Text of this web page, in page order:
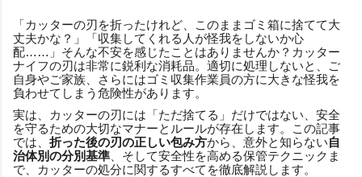
「カッターの刃を折ったけれど、このままゴミ箱に捨てて大
丈夫かな？」「収集してくれる人が怪我をしないか心
配……」そんな不安を感じたことはありませんか？カッター
ナイフの刃は非常に鋭利な消耗品。適切に処理しないと、ご
自身やご家族、さらにはゴミ収集作業員の方に大きな怪我を
負わせてしまう危険性があります。
実は、カッターの刃には「ただ捨てる」だけではない、安全
を守るための大切なマナーとルールが存在します。この記事
では、 折った後の刃の正しい包み方から、意外と知らない自
治体別の分別基準 、そして安全性を高める保管テクニックま
で、カッターの処分に関するすべてを徹底解説します。